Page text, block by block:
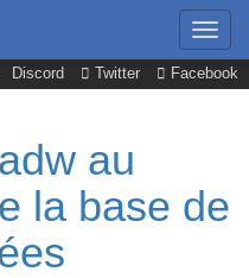
Discord Twitter Facebook
au
la base de